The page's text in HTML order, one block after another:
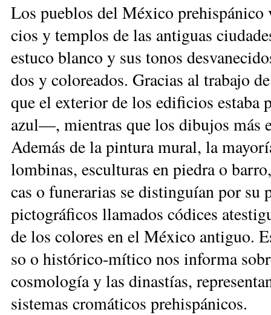
Los pue­blos del Mé­xi­co
cios y tem­plos de las an­ti­guas
es­tu­co blan­co y sus to­nos
dos y co­lo­rea­dos. Gra­cias al tra­ba­jo
que el ex­te­rior de los edi­fi­cios
azul—, mien­tras que los di­bu­jos más
Ade­más de la pin­tu­ra mu­ral, la
lom­bi­nas, es­cul­tu­ras en pie­dra o
cas o fu­ne­ra­rias se dis­tin­guían por
pic­to­grá­fi­cos lla­ma­dos có­di­ces
de los co­lo­res en el Mé­xi­co an­ti­guo.
so o his­tó­ri­co-mí­ti­co nos in­for­ma
cos­mo­lo­gía y las di­nas­tías,
sis­te­mas cro­má­ti­cos pre­his­pá­ni­cos.